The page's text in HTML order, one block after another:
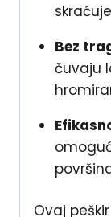
Bez
čuvaju
Ovaj